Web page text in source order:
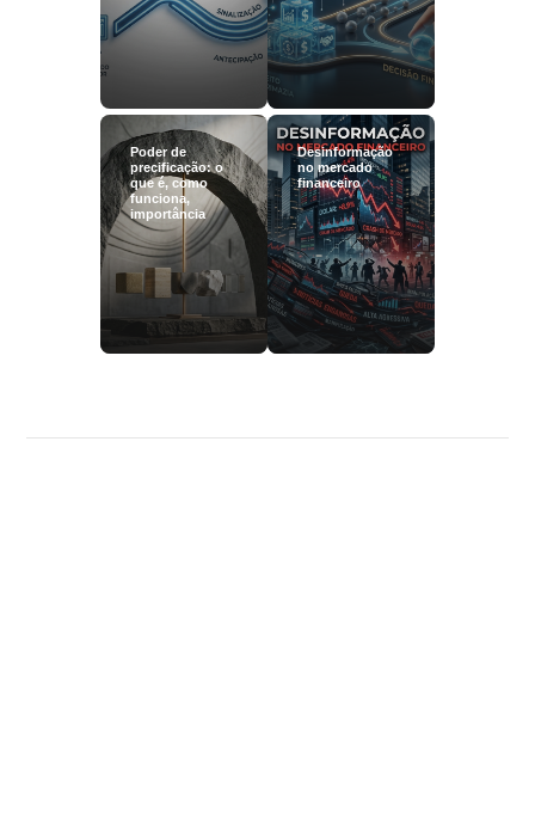
Poder de
precificação: o
que é, como
funciona,
importância
Desinformação
no mercado
financeiro